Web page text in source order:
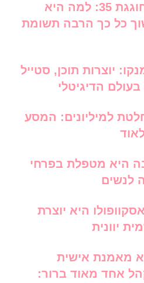
לינדזי פלאס חוגגת 35: למה היא
כל כך הרבה תשומת
יוצרות תוכן, סטייל
הדיגיטלי
למיליונים: המסע
היא מטפלת בפרחי
לנשים
היא יוצרת
יוונית
מאמנת אישית
אחד מאוד ברור: